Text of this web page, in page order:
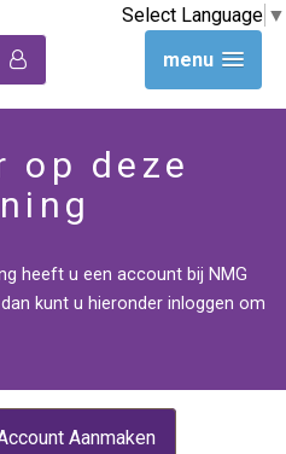
menu
Select Language ▼
op deze
heeft u een account bij NMG
kunt u hieronder inloggen om
Aanmaken